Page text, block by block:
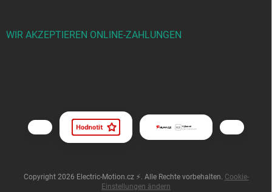
WIR AKZEPTIEREN ONLINE-ZAHLUNGEN
Copyright 2026 Electric-Motion.cz ⚡. Alle Rechte vorbehalten. Cookie-
Einstellungen ändern